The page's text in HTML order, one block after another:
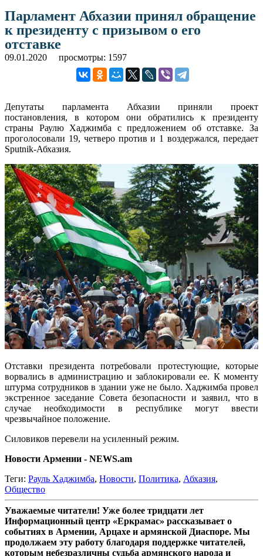
Парламент Абхазии принял обращение
к президенту с призывом о его
отставке
09.01.2020 просмотры: 1597
Депутаты парламента Абхазии приняли проект
постановления, в котором они обратились к президенту
страны Раулю Хаджимба с предложением об отставке. За
проголосовали 19, четверо против и 1 воздержался, передает
Sputnik-Абхазия.
Отставки президента потребовали протестующие, которые
ворвались в администрацию и заблокировали ее. К моменту
штурма сотрудников в здании уже не было. Хаджимба провел
экстренное заседание Совета безопасности и заявил, что в
случае необходимости в республике могут ввести
чрезвычайное положение.
Силовиков перевели на усиленный режим.
Новости Армении - NEWS.am
Теги: Рауль Хаджимба, Новости, Политика, Абхазия,
Общество
Уважаемые читатели! Уже более тридцати лет
Информационный центр «Еркрамас» рассказывает о
событиях в Армении, Арцахе и армянской Диаспоре. Мы
продолжаем эту работу благодаря поддержке читателей,
которым небезразличны судьба армянского народа и